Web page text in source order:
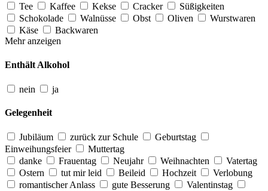
Tee Kaffee Kekse Cracker
Süßigkeiten
Schokolade
Walnüsse Obst Oliven
Wurstwaren
Käse
Backwaren
Mehr anzeigen
Enthält Alkohol
nein ja
Gelegenheit
Jubiläum zurück zur Schule
Geburtstag
Einweihungsfeier
Muttertag
danke
Frauentag Neujahr Weihnachten
Vatertag
Ostern
tut mir leid Beileid Hochzeit
Verlobung
romantischer Anlass
gute Besserung
Valentinstag